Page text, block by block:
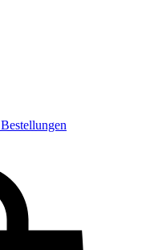
Bestellungen